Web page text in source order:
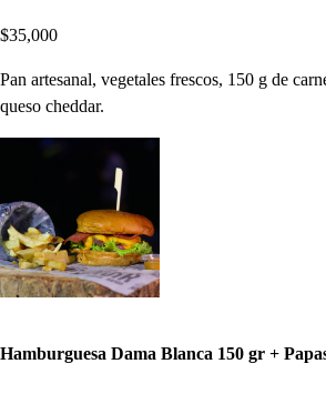
$35,000
Pan artesanal, vegetales frescos, 150 g de
queso cheddar.
Hamburguesa Dama Blanca 150 gr +